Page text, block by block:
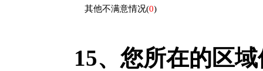
其他不满意情况(0)
15、 您所在的区